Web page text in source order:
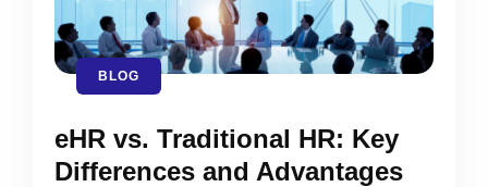
BLOG
eHR vs. Traditional HR: Key
Differences and Advantages